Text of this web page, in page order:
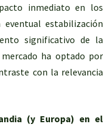
inmediato en los
estabilización
significativo de la
ha optado por
con la relevancia
(y Europa) en el